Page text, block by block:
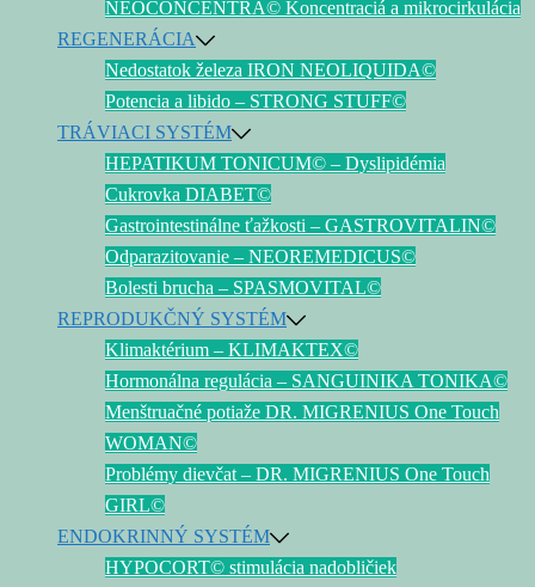
NEOCONCENTRA© Koncentraciá a mikrocirkulácia
REGENERÁCIA
Nedostatok železa IRON NEOLIQUIDA©
Potencia a libido – STRONG STUFF©
TRÁVIACI SYSTÉM
HEPATIKUM TONICUM© – Dyslipidémia
Cukrovka DIABET©
Gastrointestinálne ťažkosti – GASTROVITALIN©
Odparazitovanie – NEOREMEDICUS©
Bolesti brucha – SPASMOVITAL©
REPRODUKČNÝ SYSTÉM
Klimaktérium – KLIMAKTEX©
Hormonálna regulácia – SANGUINIKA TONIKA©
Menštruačné potiaže DR. MIGRENIUS One Touch
WOMAN©
Problémy dievčat – DR. MIGRENIUS One Touch
GIRL©
ENDOKRINNÝ SYSTÉM
HYPOCORT© stimulácia nadobličiek